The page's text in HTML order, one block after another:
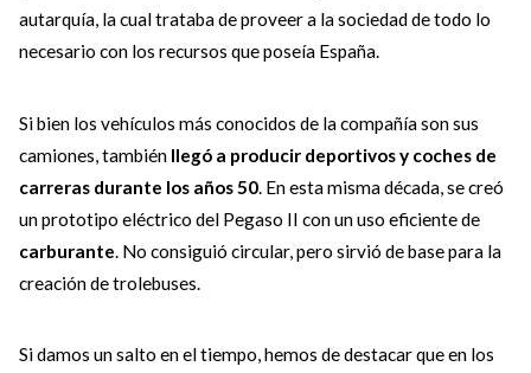
autarquía, la cual trataba de proveer a la sociedad de todo lo
necesario con los recursos que poseía España.
Si bien los vehículos más conocidos de la compañía son sus
camiones, también llegó a producir deportivos y coches de
carreras durante los años 50. En esta misma década, se creó
un prototipo eléctrico del Pegaso II con un uso eficiente de
carburante . No consiguió circular, pero sirvió de base para la
creación de trolebuses.
Si damos un salto en el tiempo, hemos de destacar que en los